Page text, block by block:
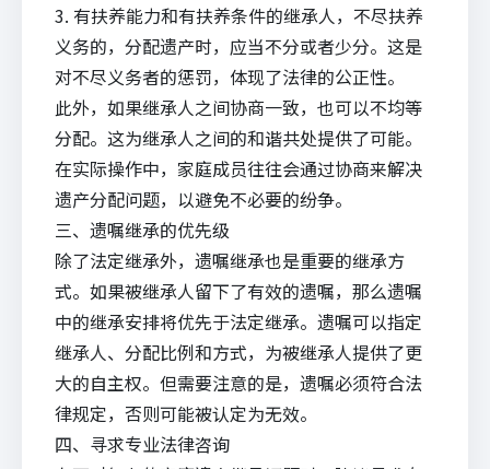
3. 有扶养能力和有扶养条件的继承人，不尽扶养
义务的，分配遗产时，应当不分或者少分。这是
对不尽义务者的惩罚，体现了法律的公正性。
此外，如果继承人之间协商一致，也可以不均等
分配。这为继承人之间的和谐共处提供了可能。
在实际操作中，家庭成员往往会通过协商来解决
遗产分配问题，以避免不必要的纷争。
三、遗嘱继承的优先级
除了法定继承外，遗嘱继承也是重要的继承方
式。如果被继承人留下了有效的遗嘱，那么遗嘱
中的继承安排将优先于法定继承。遗嘱可以指定
继承人、分配比例和方式，为被继承人提供了更
大的自主权。但需要注意的是，遗嘱必须符合法
律规定，否则可能被认定为无效。
四、寻求专业法律咨询